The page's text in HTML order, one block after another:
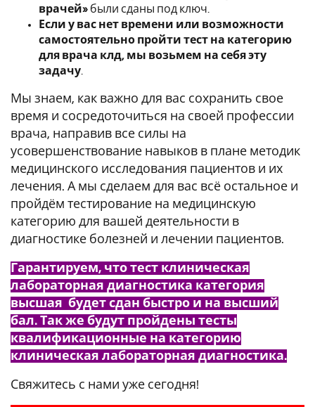
врачей» были сданы под ключ.
Если у вас нет времени или возможности
самостоятельно пройти тест на категорию
для врача клд, мы возьмем на себя эту
задачу
Мы знаем, как важно для вас сохранить свое
время и сосредоточиться на своей профессии
врача, направив все силы на
усовершенствование навыков в плане методик
медицинского исследования пациентов и их
лечения. А мы сделаем для вас всё остальное и
пройдём тестирование на медицинскую
категорию для вашей деятельности в
диагностике болезней и лечении пациентов.
Гарантируем, что тест клиническая
лабораторная диагностика категория
высшая будет сдан быстро и на высший
бал. Так же будут пройдены тесты
квалификационные на категорию
клиническая лабораторная диагностика.
Свяжитесь с нами уже сегодня!